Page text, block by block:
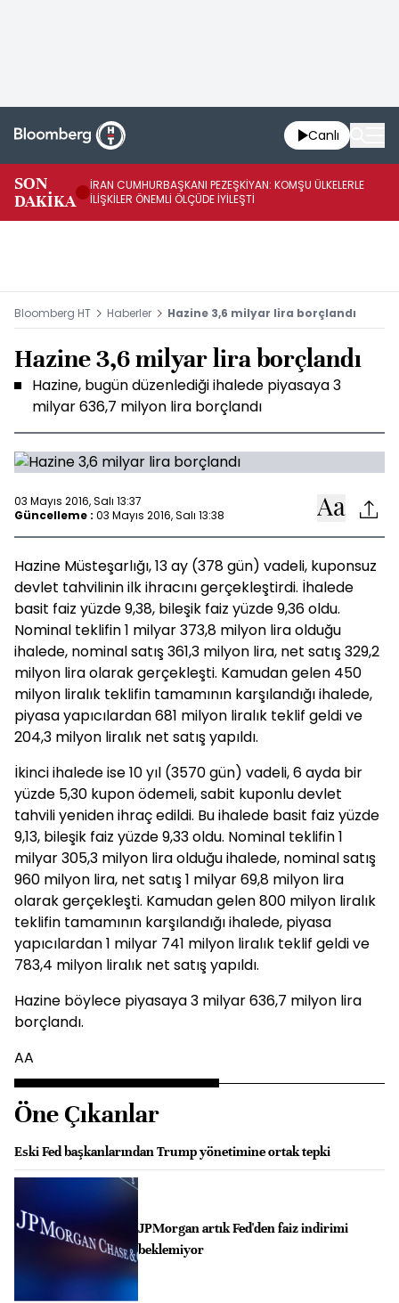
Canlı
SON
DAKİKA
İRAN CUMHURBAŞKANI PEZEŞKİYAN: KOMŞU ÜLKELERLE
İLİŞKİLER ÖNEMLİ ÖLÇÜDE İYİLEŞTİ
Bloomberg HT Haberler Hazine 3,6 milyar lira borçlandı
Hazine 3,6 milyar lira borçlandı
Hazine, bugün düzenlediği ihalede piyasaya 3
milyar 636,7 milyon lira borçlandı
03 Mayıs 2016, Salı 13:37
Güncelleme : 03 Mayıs 2016, Salı 13:38
Hazine Müsteşarlığı, 13 ay (378 gün) vadeli, kuponsuz
devlet tahvilinin ilk ihracını gerçekleştirdi. İhalede
basit faiz yüzde 9,38, bileşik faiz yüzde 9,36 oldu.
Nominal teklifin 1 milyar 373,8 milyon lira olduğu
ihalede, nominal satış 361,3 milyon lira, net satış 329,2
milyon lira olarak gerçekleşti. Kamudan gelen 450
milyon liralık teklifin tamamının karşılandığı ihalede,
piyasa yapıcılardan 681 milyon liralık teklif geldi ve
204,3 milyon liralık net satış yapıldı.
İkinci ihalede ise 10 yıl (3570 gün) vadeli, 6 ayda bir
yüzde 5,30 kupon ödemeli, sabit kuponlu devlet
tahvili yeniden ihraç edildi. Bu ihalede basit faiz yüzde
9,13, bileşik faiz yüzde 9,33 oldu. Nominal teklifin 1
milyar 305,3 milyon lira olduğu ihalede, nominal satış
960 milyon lira, net satış 1 milyar 69,8 milyon lira
olarak gerçekleşti. Kamudan gelen 800 milyon liralık
teklifin tamamının karşılandığı ihalede, piyasa
yapıcılardan 1 milyar 741 milyon liralık teklif geldi ve
783,4 milyon liralık net satış yapıldı.
Hazine böylece piyasaya 3 milyar 636,7 milyon lira
borçlandı.
AA
Öne Çıkanlar
Eski Fed başkanlarından Trump yönetimine ortak tepki
JPMorgan artık Fed'den faiz indirimi
beklemiyor